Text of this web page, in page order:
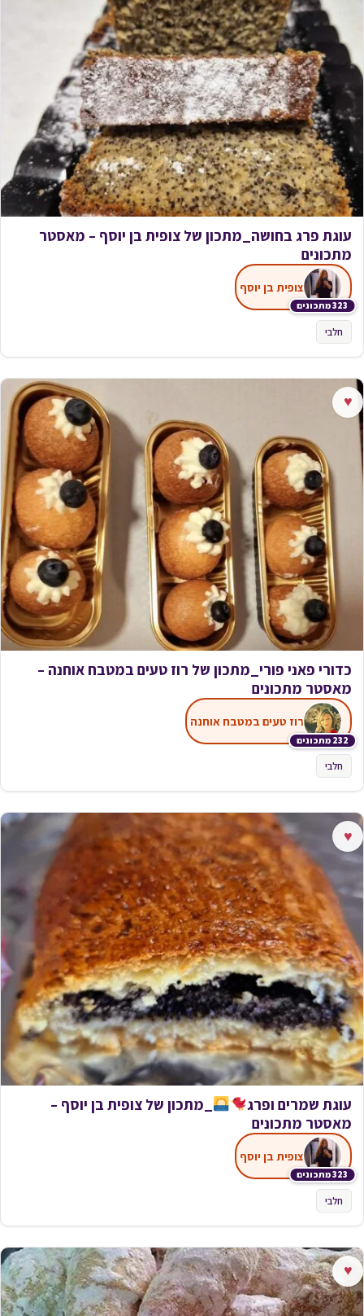
עוגת פרג בחושה_מתכון של צופית בן יוסף – מאסטר
מתכונים
323 מתכונים
צופית בן יוסף
חלבי
♥
כדורי פאני פורי_מתכון של רוז טעים במטבח אוחנה –
מאסטר מתכונים
232 מתכונים
רוז טעים במטבח אוחנה
חלבי
♥
עוגת שמרים ופרג
_מתכון של צופית בן יוסף –
מאסטר מתכונים
323 מתכונים
צופית בן יוסף
חלבי
♥